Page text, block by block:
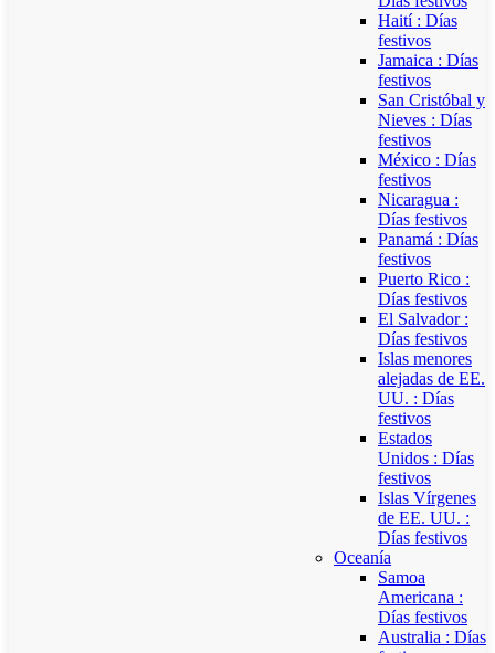
Haití : Días
festivos
Jamaica : Días
festivos
San Cristóbal y
Nieves : Días
festivos
México : Días
festivos
Nicaragua :
Días festivos
Panamá : Días
festivos
Puerto Rico :
Días festivos
El Salvador :
Días festivos
Islas menores
alejadas de EE.
UU. : Días
festivos
Estados
Unidos : Días
festivos
Islas Vírgenes
de EE. UU. :
Días festivos
Oceanía
Samoa
Americana :
Días festivos
Australia : Días